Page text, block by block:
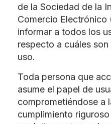
de la Sociedad de la
Comercio Electrónico
informar a todos los
respecto a cuáles
uso.
Toda persona que
asume el papel de
comprometiéndose a
cumplimiento